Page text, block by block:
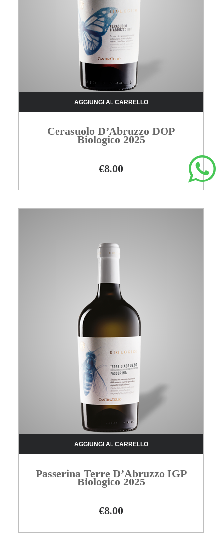
AGGIUNGI AL CARRELLO
Cerasuolo D’Abruzzo DOP
Biologico 2025
€8.00
AGGIUNGI AL CARRELLO
Passerina Terre D’Abruzzo IGP
Biologico 2025
€8.00